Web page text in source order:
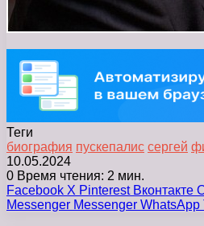
Теги
биография пускепалис сергей
10.05.2024
0 Время чтения: 2 мин.
Facebook X Pinterest Вконтакте
Messenger Messenger WhatsApp